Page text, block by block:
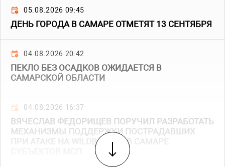
05.08.2026 09:45
ДЕНЬ ГОРОДА В САМАРЕ ОТМЕТЯТ 13 СЕНТЯБРЯ
04.08.2026 20:42
ПЕКЛО БЕЗ ОСАДКОВ ОЖИДАЕТСЯ В
САМАРСКОЙ ОБЛАСТИ
04.08.2026 16:37
ВЯЧЕСЛАВ ФЕДОРИЩЕВ ПОРУЧИЛ РАЗРАБОТАТЬ
МЕХАНИЗМЫ ПОДДЕРЖКИ ПОСТРАДАВШИХ
ПРИ АТАКЕ НА WILDBERRIES В САМАРЕ